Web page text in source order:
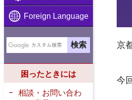
Foreign Language
困ったときには
相談・お問い合わ
京
今